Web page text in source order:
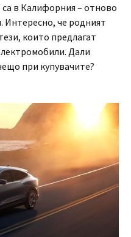
в Калифорния – отново
Интересно, че родният
които предлагат
Дали
при купувачите?